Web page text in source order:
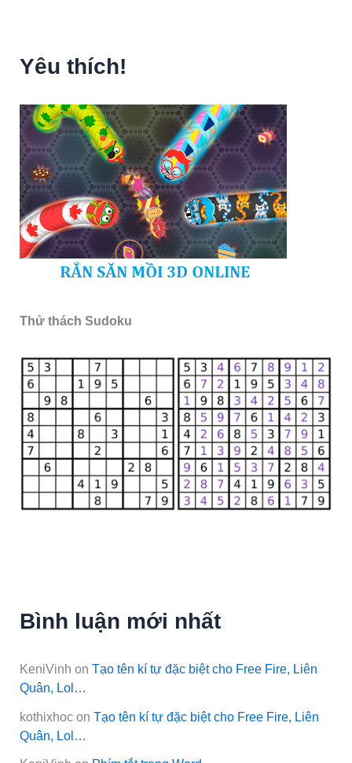
Yêu thích!
Thử thách Sudoku
Bình luận mới nhất
KeniVinh onTạo tên kí tự đặc biệt cho Free Fire, Liên
Quân, Lol…
kothixhoc onTạo tên kí tự đặc biệt cho Free Fire, Liên
Quân, Lol…